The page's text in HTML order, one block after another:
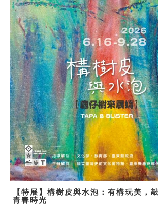
【特展】構樹皮與水泡：有構玩美，
青春時光